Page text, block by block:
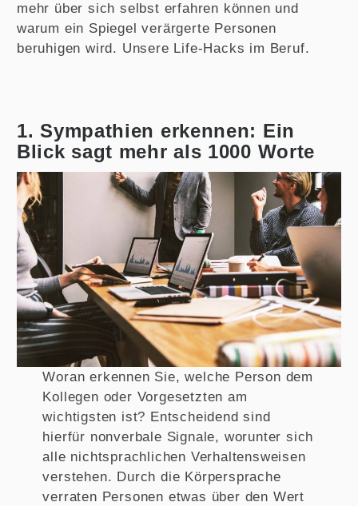
mehr über sich selbst erfahren können und
warum ein Spiegel verärgerte Personen
beruhigen wird. Unsere Life-Hacks im Beruf.
1.Sympathien erkennen: Ein
Blick sagt mehr als 1000 Worte
Woran erkennen Sie, welche Person dem
Kollegen oder Vorgesetzten am
wichtigsten ist? Entscheidend sind
hierfür nonverbale Signale, worunter sich
alle nichtsprachlichen Verhaltensweisen
verstehen. Durch die Körpersprache
verraten Personen etwas über den Wert